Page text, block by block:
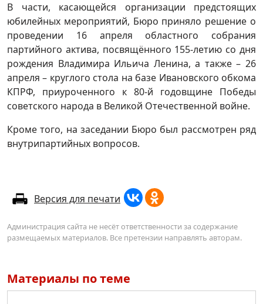
В части, касающейся организации предстоящих
юбилейных мероприятий, Бюро приняло решение о
проведении 16 апреля областного собрания
партийного актива, посвящённого 155-летию со дня
рождения Владимира Ильича Ленина, а также – 26
апреля – круглого стола на базе Ивановского обкома
КПРФ, приуроченного к 80-й годовщине Победы
советского народа в Великой Отечественной войне.
Кроме того, на заседании Бюро был рассмотрен ряд
внутрипартийных вопросов.
Версия для печати
Администрация сайта не несёт ответственности за содержание
размещаемых материалов. Все претензии направлять авторам.
Материалы по теме